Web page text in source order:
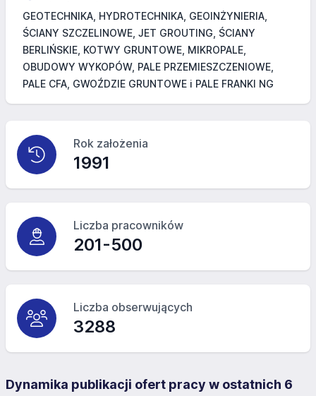
GEOTECHNIKA, HYDROTECHNIKA, GEOINŻYNIERIA,
ŚCIANY SZCZELINOWE, JET GROUTING, ŚCIANY
BERLIŃSKIE, KOTWY GRUNTOWE, MIKROPALE,
OBUDOWY WYKOPÓW, PALE PRZEMIESZCZENIOWE,
PALE CFA, GWOŹDZIE GRUNTOWE i PALE FRANKI NG
Rok założenia
1991
Liczba pracowników
201-500
Liczba obserwujących
3288
Dynamika publikacji ofert pracy w ostatnich 6